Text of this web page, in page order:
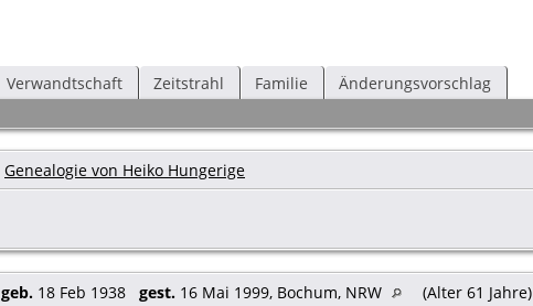
Verwandtschaft Zeitstrahl Familie Änderungsvorschlag
Genealogie von Heiko Hungerige
geb. 18 Feb 1938 gest. 16 Mai 1999, Bochum, NRW
(Alter 61 Jahre)